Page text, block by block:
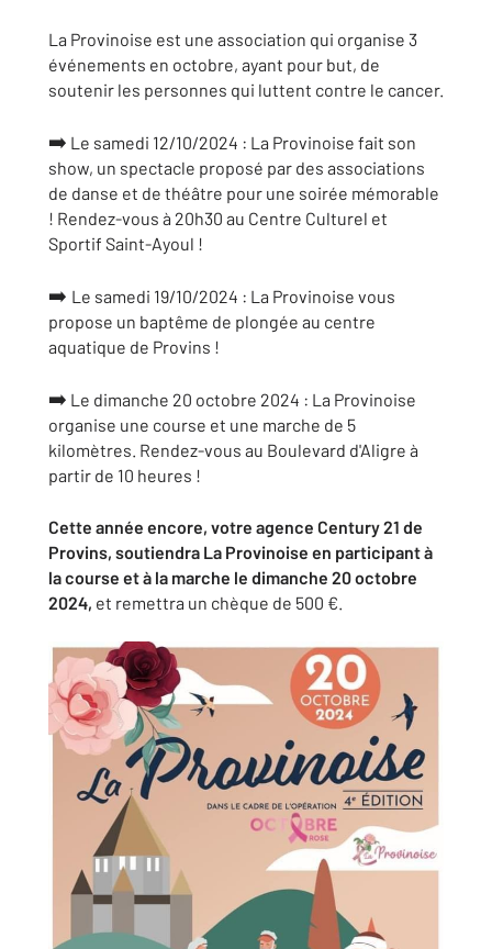
La Provinoise est une association qui organise 3
événements en octobre, ayant pour but, de
soutenir les personnes qui luttent contre le cancer.
➡️ Le samedi 12/10/2024 : La Provinoise fait son
show, un spectacle proposé par des associations
de danse et de théâtre pour une soirée mémorable
! Rendez-vous à 20h30 au Centre Culturel et
Sportif Saint-Ayoul !
➡️ Le samedi 19/10/2024 : La Provinoise vous
propose un baptême de plongée au centre
aquatique de Provins !
➡️ Le dimanche 20 octobre 2024 : La Provinoise
organise une course et une marche de 5
kilomètres. Rendez-vous au Boulevard d'Aligre à
partir de 10 heures !
Cette année encore, votre agence Century 21 de
Provins, soutiendra La Provinoise en participant à
la course et à la marche le dimanche 20 octobre
2024, et remettra un chèque de 500 €.